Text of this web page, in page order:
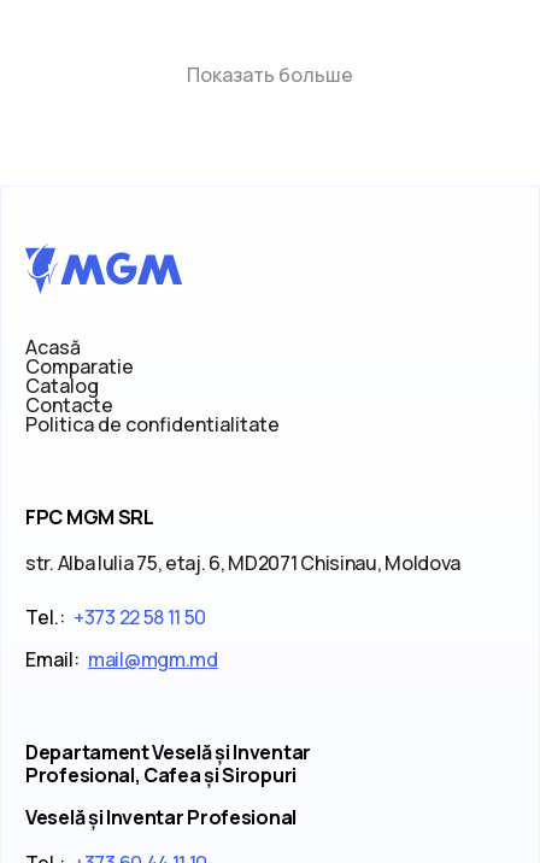
Показать больше
Acasă
Comparatie
Catalog
Contacte
Politica de confidentialitate
FPC MGM SRL
str. Alba Iulia 75, etaj. 6, MD2071 Chisinau, Moldova
Tel.: +373 22 58 11 50
Email: mail@mgm.md
Departament Veselă și Inventar
Profesional, Cafea și Siropuri
Veselă și Inventar Profesional